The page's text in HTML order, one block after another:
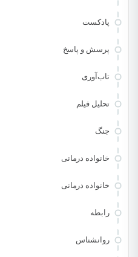
پادکست
پرسش و پاسخ
تاب‌آوری
تحلیل فیلم
جنگ
خانواده درمانی
خانواده درمانی
رابطه
روانشناس